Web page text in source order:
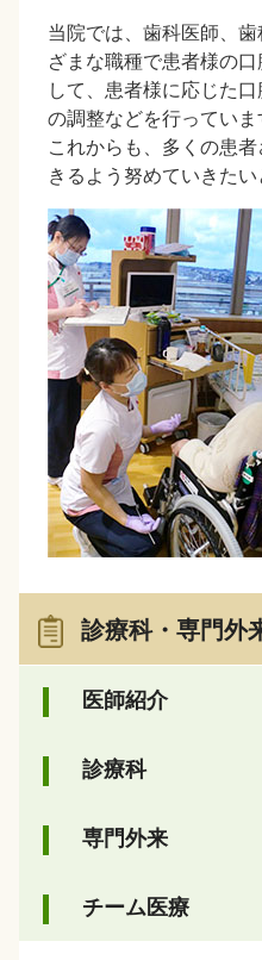
当院では、歯科医師、
ざまな職種で患者様の
して、患者様に応じた
の調整などを行っていま
これからも、多くの患
きるよう努めていきたい
診療科・専門外
医師紹介
診療科
専門外来
チーム医療